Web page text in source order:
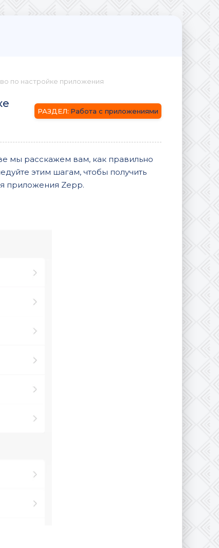
по настройке приложения
Работа с приложениями
мы расскажем вам, как правильно
этим шагам, чтобы получить
приложения Zepp.